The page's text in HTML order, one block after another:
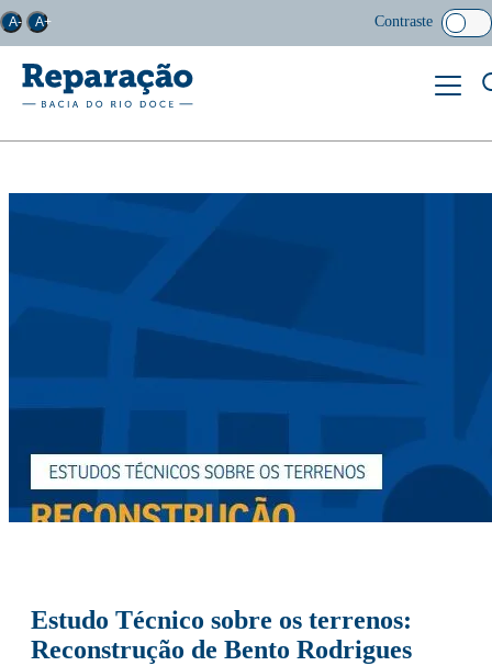
A- A+ Contraste
Estudo Técnico sobre os terrenos:
Reconstrução de Bento Rodrigues